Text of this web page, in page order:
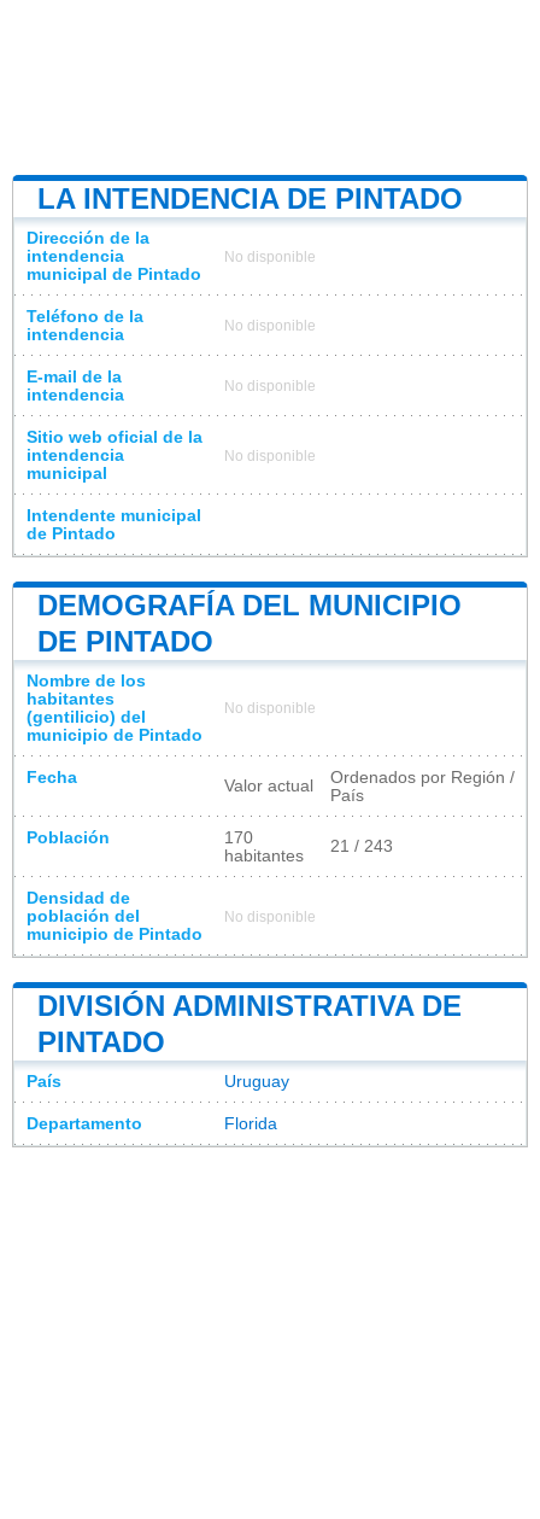
LA INTENDENCIA DE PINTADO
Dirección de la
intendencia
municipal de Pintado
No disponible
Teléfono de la
intendencia
No disponible
E-mail de la
intendencia
No disponible
Sitio web oficial de la
intendencia
municipal
No disponible
Intendente municipal
de Pintado
DEMOGRAFÍA DEL MUNICIPIO
DE PINTADO
Nombre de los
habitantes
(gentilicio) del
municipio de Pintado
No disponible
Fecha Valor actual
Ordenados por Región /
País
Población
170
habitantes
21 / 243
Densidad de
población del
municipio de Pintado
No disponible
DIVISIÓN ADMINISTRATIVA DE
PINTADO
País Uruguay
Departamento Florida